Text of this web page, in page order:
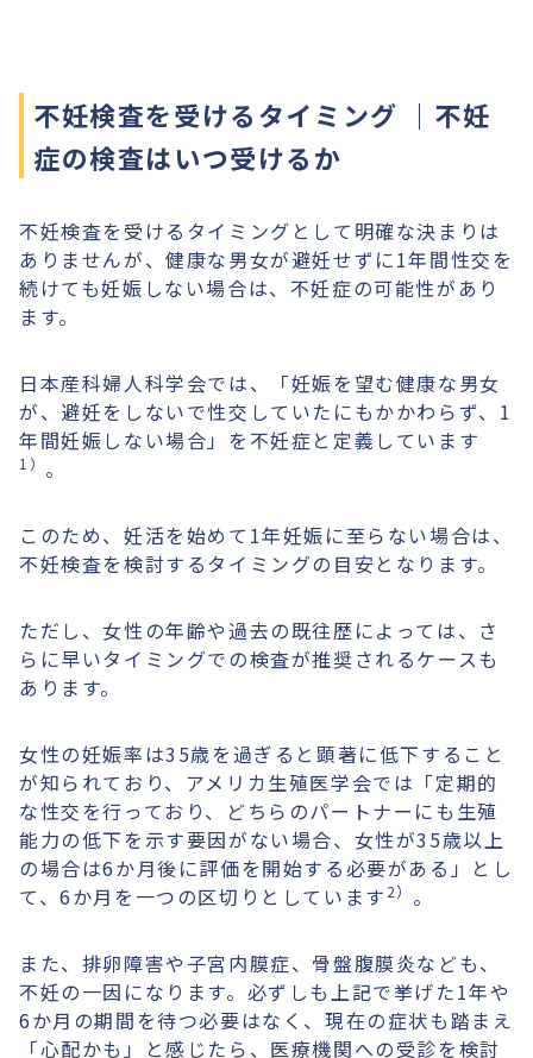
不妊検査を受けるタイミング ｜不妊
症の検査はいつ受けるか
不妊検査を受けるタイミングとして明確な決まりは
ありませんが、健康な男女が避妊せずに1年間性交を
続けても妊娠しない場合は、不妊症の可能性があり
ます。
日本産科婦人科学会では、「妊娠を望む健康な男女
が、避妊をしないで性交していたにもかかわらず、1
年間妊娠しない場合」を不妊症と定義しています
1） 。
このため、妊活を始めて1年妊娠に至らない場合は、
不妊検査を検討するタイミングの目安となります。
ただし、女性の年齢や過去の既往歴によっては、さ
らに早いタイミングでの検査が推奨されるケースも
あります。
女性の妊娠率は35歳を過ぎると顕著に低下すること
が知られており、アメリカ生殖医学会では「定期的
な性交を行っており、どちらのパートナーにも生殖
能力の低下を示す要因がない場合、女性が35歳以上
の場合は6か月後に評価を開始する必要がある」とし
て、6か月を一つの区切りとしています 2） 。
また、排卵障害や子宮内膜症、骨盤腹膜炎なども、
不妊の一因になります。必ずしも上記で挙げた1年や
6か月の期間を待つ必要はなく、現在の症状も踏まえ
「心配かも」と感じたら、医療機関への受診を検討